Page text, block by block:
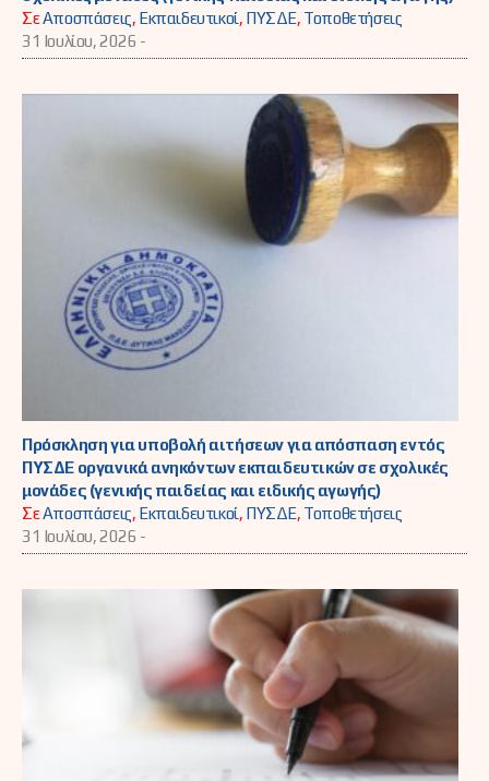
ΣεΑποσπάσεις, Εκπαιδευτικοί, ΠΥΣΔΕ, Τοποθετήσεις
31 Ιουλίου, 2026 -
Πρόσκληση για υποβολή αιτήσεων για απόσπαση εντός
ΠΥΣΔΕ οργανικά ανηκόντων εκπαιδευτικών σε σχολικές
μονάδες (γενικής παιδείας και ειδικής αγωγής)
ΣεΑποσπάσεις, Εκπαιδευτικοί, ΠΥΣΔΕ, Τοποθετήσεις
31 Ιουλίου, 2026 -